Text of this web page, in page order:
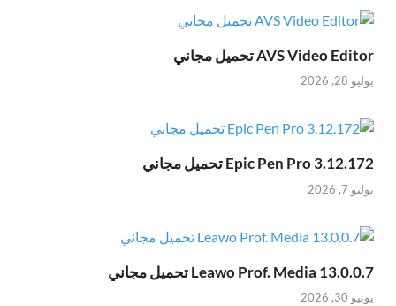
AVS Video Editor تحميل مجاني
يوليو 28, 2026
Epic Pen Pro 3.12.172 تحميل مجاني
يوليو 7, 2026
Leawo Prof. Media 13.0.0.7 تحميل مجاني
يونيو 30, 2026